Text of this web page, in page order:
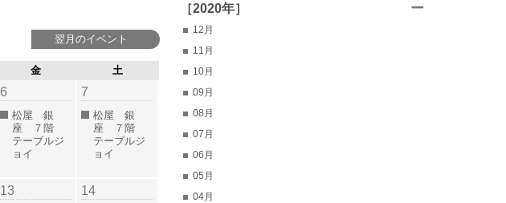
翌月のイベント
金 土
6
松屋 銀
座 ７階
テーブルジ
ョイ
7
松屋 銀
座 ７階
テーブルジ
ョイ
13 14
［2020年］ ー
12月
11月
10月
09月
08月
07月
06月
05月
04月